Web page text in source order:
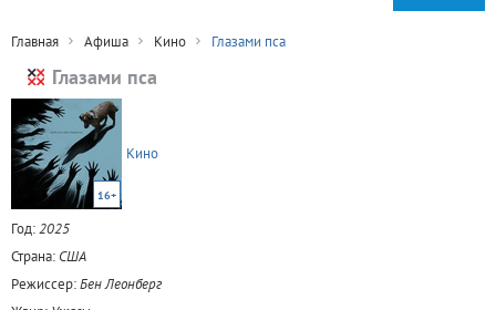
Главная Афиша Кино Глазами пса
Глазами пса
16+
Кино
Год:2025
Страна: США
Режиссер:Бен Леонберг